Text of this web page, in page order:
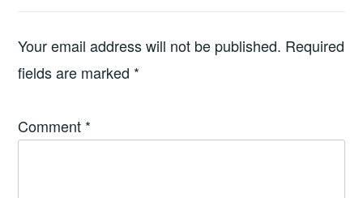
Your email address will not be published. Required
fields are marked *
Comment *